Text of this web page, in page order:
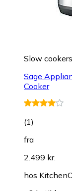
Slow cookers
Sage
Cooker
(1)
fra
2.499 kr.
hos